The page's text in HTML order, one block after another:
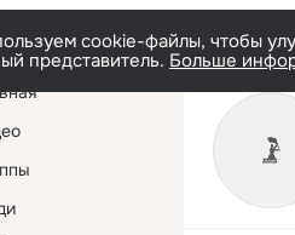
cookie-файлы, чтобы
представитель. Больше